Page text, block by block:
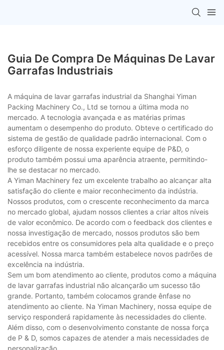
Guia De Compra De Máquinas De Lavar
Garrafas Industriais
A máquina de lavar garrafas industrial da Shanghai Yiman
Packing Machinery Co., Ltd se tornou a última moda no
mercado. A tecnologia avançada e as matérias primas
aumentam o desempenho do produto. Obteve o certificado do
sistema de gestão de qualidade padrão internacional. Com o
esforço diligente de nossa experiente equipe de P&D, o
produto também possui uma aparência atraente, permitindo-
lhe se destacar no mercado.
A Yiman Machinery fez um excelente trabalho ao alcançar alta
satisfação do cliente e maior reconhecimento da indústria.
Nossos produtos, com o crescente reconhecimento da marca
no mercado global, ajudam nossos clientes a criar altos níveis
de valor econômico. De acordo com o feedback dos clientes e
nossa investigação de mercado, nossos produtos são bem
recebidos entre os consumidores pela alta qualidade e o preço
acessível. Nossa marca também estabelece novos padrões de
excelência na indústria.
Sem um bom atendimento ao cliente, produtos como a máquina
de lavar garrafas industrial não alcançarão um sucesso tão
grande. Portanto, também colocamos grande ênfase no
atendimento ao cliente. Na Yiman Machinery, nossa equipe de
serviço responderá rapidamente às necessidades do cliente.
Além disso, com o desenvolvimento constante de nossa força
de P & D, somos capazes de atender a mais necessidades de
personalização.